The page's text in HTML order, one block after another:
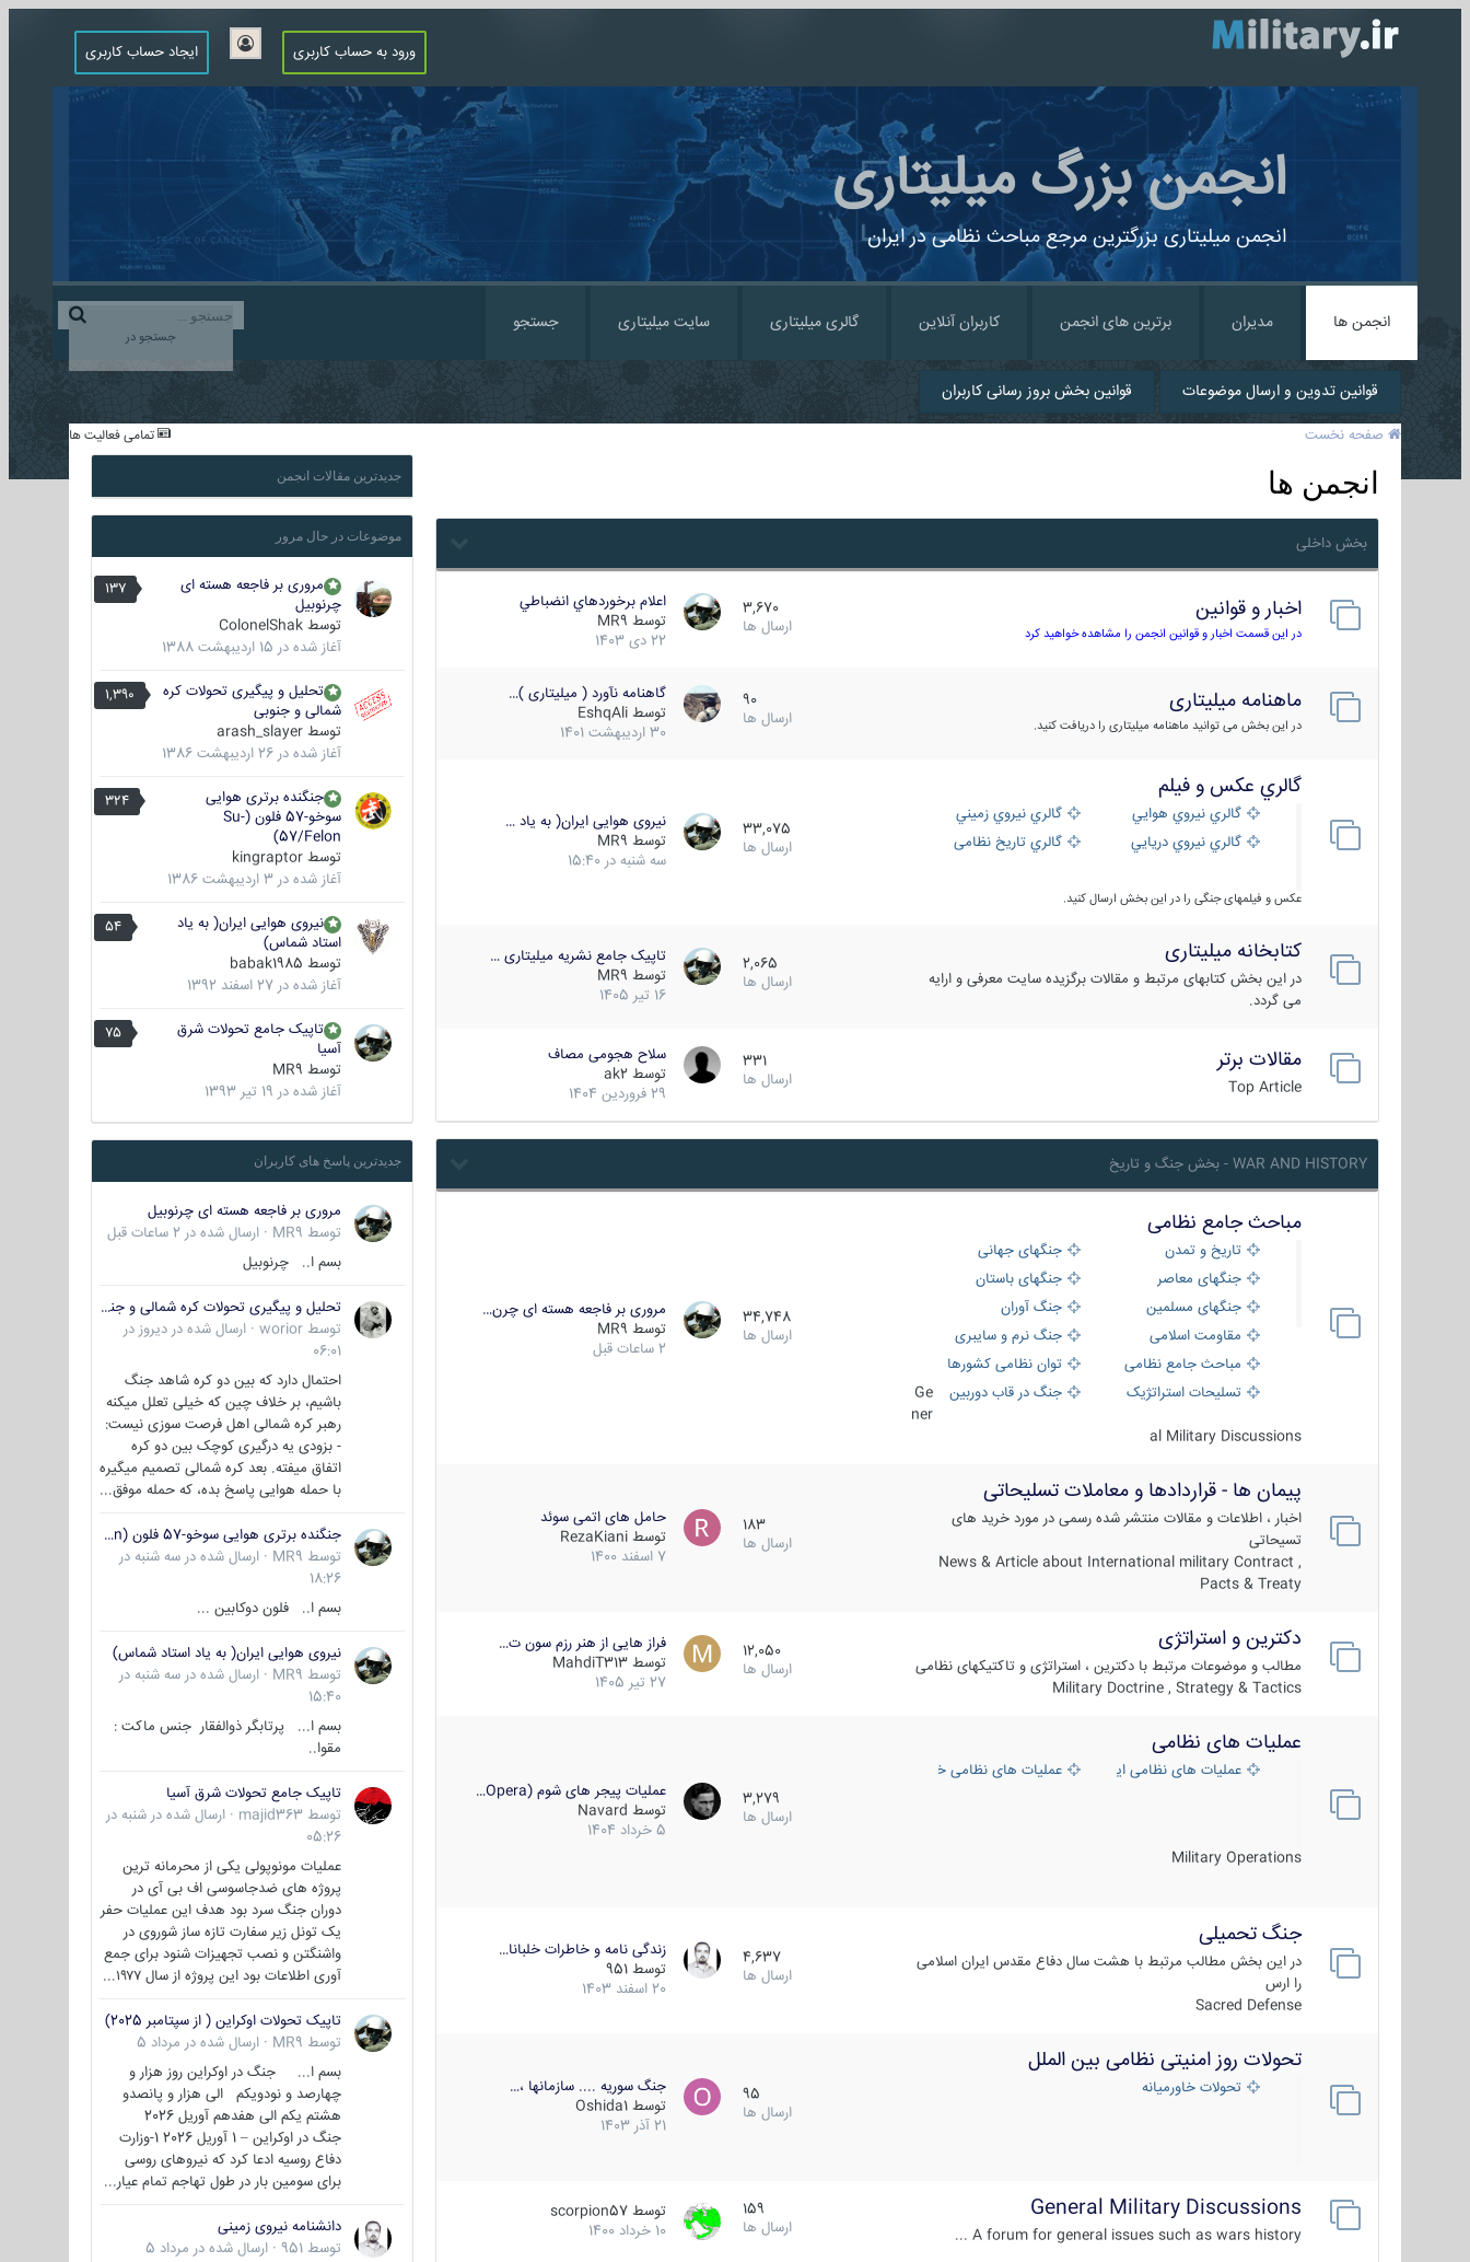
ورود به حساب کاربری ایجاد حساب کاربری
انجمن بزرگ میلیتاری
انجمن میلیتاری بزرگترین مرجع مباحث نظامی در ایران
جستجو در
انجمن ها مدیران برترین های انجمن کاربران آنلاین گالری میلیتاری سایت میلیتاری جستجو
قوانین تدوین و ارسال موضوعات قوانین بخش بروز رسانی کاربران
تمامی فعالیت ها صفحه نخست
انجمن ها
بخش داخلی
اخبار و قوانین
در این قسمت اخبار و قوانین انجمن را مشاهده خواهید کرد
3,670
ارسال ها
اعلام برخوردهاي انضباطي
توسط MR9
22 دی 1403
ماهنامه میلیتاری
در این بخش می توانید ماهنامه میلیتاری را دریافت کنید.
90
ارسال ها
گاهنامه نآورد ( میلیتاری )…
توسط EshqAli
30 اردیبهشت 1401
گالري عكس و فيلم
گالري نيروي هوايي
گالري نيروي زميني
گالري نيروي دريايي
گالري تاریخ نظامی
عکس و فیلمهای جنگی را در این بخش ارسال کنید.
33,075
ارسال ها
نیروی هوایی ایران( به یاد …
توسط MR9
سه شنبه در 15:40
کتابخانه میلیتاری
در این بخش کتابهای مرتبط و مقالات برگزیده سایت معرفی و ارایه
می گردد.
2,065
ارسال ها
تاپیک جامع نشریه میلیتاری …
توسط MR9
16 تیر 1405
مقالات برتر
Top Article
331
ارسال ها
سلاح هجومی مصاف
توسط ak2
29 فروردین 1404
WAR AND HISTORY - بخش جنگ و تاریخ
مباحث جامع نظامی
تاریخ و تمدن
جنگهای جهانی
جنگهای معاصر
جنگهای باستان
جنگهای مسلمین
جنگ آوران
مقاومت اسلامی
جنگ نرم و سایبری
مباحث جامع نظامی
توان نظامی کشورها
تسلیحات استراتژیک
جنگ در قاب دوربین
Ge
ner
al Military Discussions
34,748
ارسال ها
مروری بر فاجعه هسته ای چرن…
توسط MR9
2 ساعات قبل
پیمان ها - قراردادها و معاملات تسلیحاتی
اخبار ، اطلاعات و مقالات منتشر شده رسمی در مورد خرید های
تسیحاتی
News & Article about International military Contract ,
Pacts & Treaty
183
ارسال ها
حامل های اتمی سوئد
توسط RezaKiani
7 اسفند 1400
دکترین و استراتژی
مطالب و موضوعات مرتبط با دکترین ، استراتژی و تاکتیکهای نظامی
Military Doctrine , Strategy & Tactics
12,050
ارسال ها
فراز هایی از هنر رزم سون ت…
توسط MahdiT313
27 تیر 1405
عملیات های نظامی
عملیات های نظامی ایران عملیات های نظامی خارجی
Military Operations
3,279
ارسال ها
عملیات پیجر های شوم (Opera…
توسط Navard
5 خرداد 1404
جنگ تحمیلی
در این بخش مطالب مرتبط با هشت سال دفاع مقدس ایران اسلامی
را ارس
Sacred Defense
4,637
ارسال ها
زندگی نامه و خاطرات خلبانا…
توسط 951
20 اسفند 1403
تحولات روز امنیتی نظامی بین الملل
تحولات خاورمیانه
95
ارسال ها
جنگ سوریه .... سازمانها ،…
توسط Oshida1
21 آذر 1403
General Military Discussions
A forum for general issues such as wars history ...
159
ارسال ها
توسط scorpion57
10 خرداد 1400
جدیدترین مقالات انجمن
موضوعات در حال مرور
137
مروری بر فاجعه هسته ای
چرنوبیل
توسط ColonelShak
آغاز شده در 15 اردیبهشت 1388
1,390
تحلیل و پیگیری تحولات کره
شمالی و جنوبی
توسط arash_slayer
آغاز شده در 26 اردیبهشت 1386
324
جنگنده برتری هوایی
سوخو-57 فلون (Su-
57/Felon)
توسط kingraptor
آغاز شده در 3 اردیبهشت 1386
54
نیروی هوایی ایران( به یاد
استاد شماس)
توسط babak1985
آغاز شده در 27 اسفند 1392
75
تاپیک جامع تحولات شرق
آسیا
توسط MR9
آغاز شده در 19 تیر 1393
جدیدترین پاسخ های کاربران
مروری بر فاجعه هسته ای چرنوبیل
توسط MR9
· ارسال شده در 2 ساعات قبل
بسم ا.. چرنوبیل
تحلیل و پیگیری تحولات کره شمالی و جنوبی
توسط worior
· ارسال شده در دیروز در
06:01
احتمال دارد که بین دو کره شاهد جنگ
باشیم، بر خلاف چین که خیلی تعلل میکنه
رهبر کره شمالی اهل فرصت سوزی نیست:
- بزودی یه درگیری کوچک بین دو کره
اتفاق میفته. بعد کره شمالی تصمیم میگیره
با حمله هوایی پاسخ بده، که حمله موفق...
جنگنده برتری هوایی سوخو-57 فلون (Su-57/Felon)
توسط MR9
· ارسال شده در سه شنبه در
18:26
بسم ا.. فلون دوکابین ...
نیروی هوایی ایران( به یاد استاد شماس)
توسط MR9
· ارسال شده در سه شنبه در
15:40
بسم ا... پرتابگر ذوالفقار جنس ماکت :
مقوا..
تاپیک جامع تحولات شرق آسیا
توسط majid363
· ارسال شده در شنبه در
05:26
عملیات مونوپولی یکی از محرمانه ترین
پروژه های ضدجاسوسی اف بی آی در
دوران جنگ سرد بود هدف این عملیات حفر
یک تونل زیر سفارت تازه ساز شوروی در
واشنگتن و نصب تجهیزات شنود برای جمع
آوری اطلاعات بود این پروژه از سال ۱۹۷۷...
تاپیک تحولات اوکراین ( از سپتامبر 2025)
توسط MR9
· ارسال شده در مرداد 5
بسم ا... جنگ در اوکراین روز هزار و
چهارصد و نودویکم الی هزار و پانصدو
هشتم یکم الی هفدهم آوریل 2026
جنگ در اوکراین – 1 آوریل 2026 1-وزارت
دفاع روسیه ادعا کرد که نیروهای روسی
برای سومین بار در طول تهاجم تمام عیار...
دانشنامه نیروی زمینی
توسط 951
· ارسال شده در مرداد 5